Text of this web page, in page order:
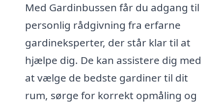
Med Gardinbussen får du adgang til
personlig rådgivning fra erfarne
gardineksperter, der står klar til at
hjælpe dig. De kan assistere dig med
at vælge de bedste gardiner til dit
rum, sørge for korrekt opmåling og